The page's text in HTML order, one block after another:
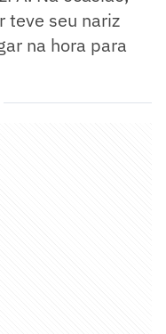
teve seu nariz
na hora para